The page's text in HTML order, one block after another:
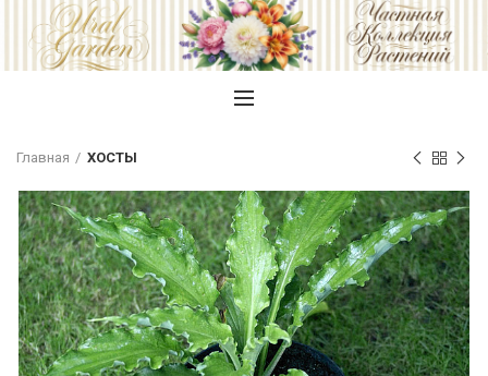
Главная ХОСТЫ